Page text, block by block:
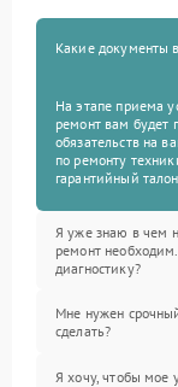
Какие документы
На этапе приема
ремонт вам будет
обязательств на
по ремонту
гарантийный
Я уже знаю в чем
ремонт
диагностику?
Мне нужен
сделать?
Я хочу, чтобы мое